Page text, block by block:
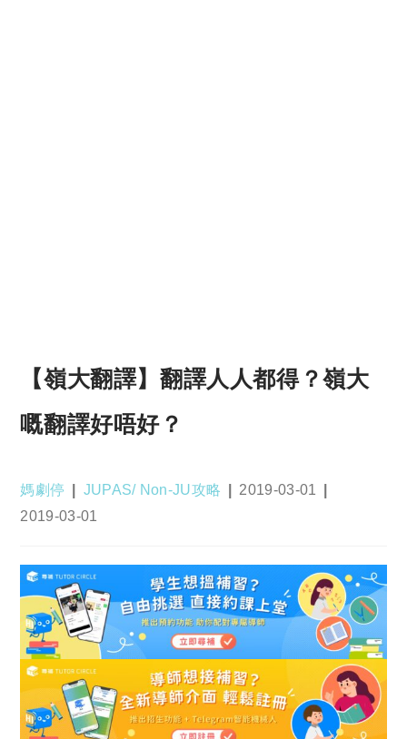
【嶺大翻譯】翻譯人人都得？嶺大
嘅翻譯好唔好？
Post
媽劇停
Post
JUPAS/ Non-JU攻略
Post
2019-03-01
Post
2019-03-01